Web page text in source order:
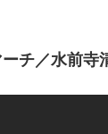
ーチ／水前寺